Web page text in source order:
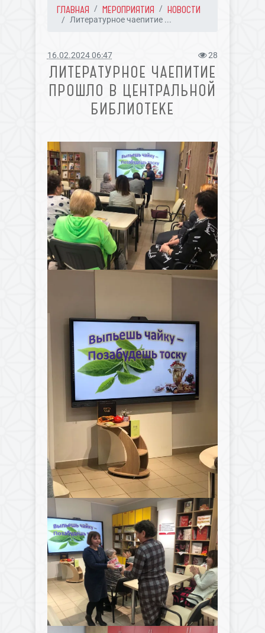
ГЛАВНАЯ МЕРОПРИЯТИЯ НОВОСТИ
Литературное чаепитие ...
16.02.2024 06:47 28
ЛИТЕРАТУРНОЕ ЧАЕПИТИЕ
ПРОШЛО В ЦЕНТРАЛЬНОЙ
БИБЛИОТЕКЕ